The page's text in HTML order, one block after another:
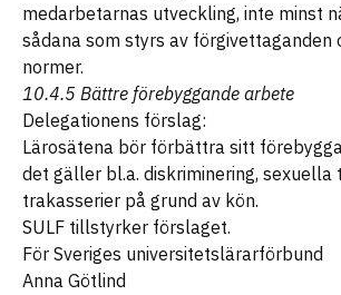
medarbetarnas utveckling, inte minst
sådana som styrs av förgivettaganden
normer.
10.4.5 Bättre förebyggande arbete
Delegationens förslag:
Lärosätena bör förbättra sitt
det gäller bl.a. diskriminering, sexuella
trakasserier på grund av kön.
SULF tillstyrker förslaget.
För Sveriges universitetslärarförbund
Anna Götlind